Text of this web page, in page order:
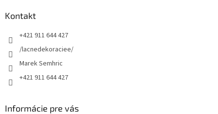
Kontakt
+421 911 644 427
/lacnedekoraciee/
Marek Semhric
+421 911 644 427
Informácie pre vás